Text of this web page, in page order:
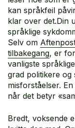
kan språkfeil
klar over det.Din
språklige
Selv om
tilbakegang, er
vanligste
grad politikere
misforståelser.
når det betyr
Bredt, voksende